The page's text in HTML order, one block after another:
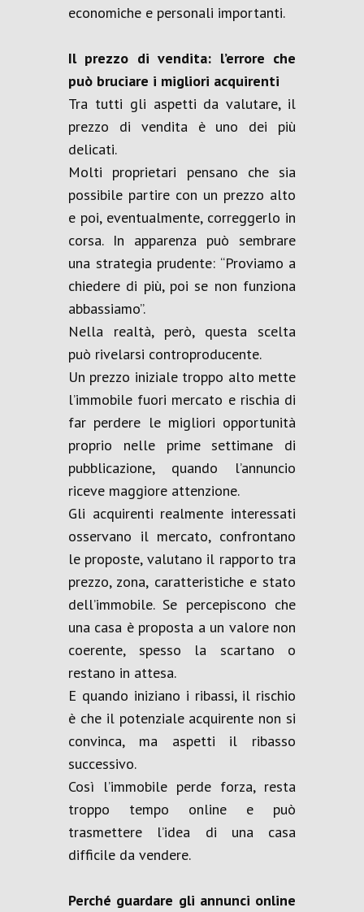
economiche e personali importanti.
Il prezzo di vendita: l’errore che
può bruciare i migliori acquirenti
Tra tutti gli aspetti da valutare, il
prezzo di vendita è uno dei più
delicati.
Molti proprietari pensano che sia
possibile partire con un prezzo alto
e poi, eventualmente, correggerlo in
corsa. In apparenza può sembrare
una strategia prudente: “Proviamo a
chiedere di più, poi se non funziona
abbassiamo”.
Nella realtà, però, questa scelta
può rivelarsi controproducente.
Un prezzo iniziale troppo alto mette
l’immobile fuori mercato e rischia di
far perdere le migliori opportunità
proprio nelle prime settimane di
pubblicazione, quando l’annuncio
riceve maggiore attenzione.
Gli acquirenti realmente interessati
osservano il mercato, confrontano
le proposte, valutano il rapporto tra
prezzo, zona, caratteristiche e stato
dell’immobile. Se percepiscono che
una casa è proposta a un valore non
coerente, spesso la scartano o
restano in attesa.
E quando iniziano i ribassi, il rischio
è che il potenziale acquirente non si
convinca, ma aspetti il ribasso
successivo.
Così l’immobile perde forza, resta
troppo tempo online e può
trasmettere l’idea di una casa
difficile da vendere.
Perché guardare gli annunci online